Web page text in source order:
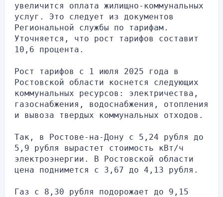
увеличится оплата жилищно-коммунальных
услуг. Это следует из документов
Региональной службы по тарифам.
Уточняется, что рост тарифов составит
10,6 процента.
Рост тарифов с 1 июля 2025 года в
Ростовской области коснется следующих
коммунальных ресурсов: электричества,
газоснабжения, водоснабжения, отопления
и вывоза твердых коммунальных отходов.
Так, в Ростове-на-Дону с 5,24 рубля до
5,9 рубля вырастет стоимость кВт/ч
электроэнергии. В Ростовской области
цена поднимется с 3,67 до 4,13 рубля.
Газ с 8,30 рубля подорожает до 9,15